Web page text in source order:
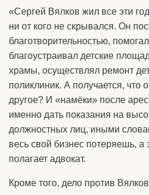
«Сергей Вялков жил все эти
ни от кого не скрывался. Он
благотворительностью,
благоустраивал детские
храмы, осуществлял ремонт
поликлиник. А получается, что
другое? И «намёки» после
именно дать показания на
должностных лиц, иными
весь свой бизнес потеряешь, а
полагает адвокат.
Кроме того, дело против